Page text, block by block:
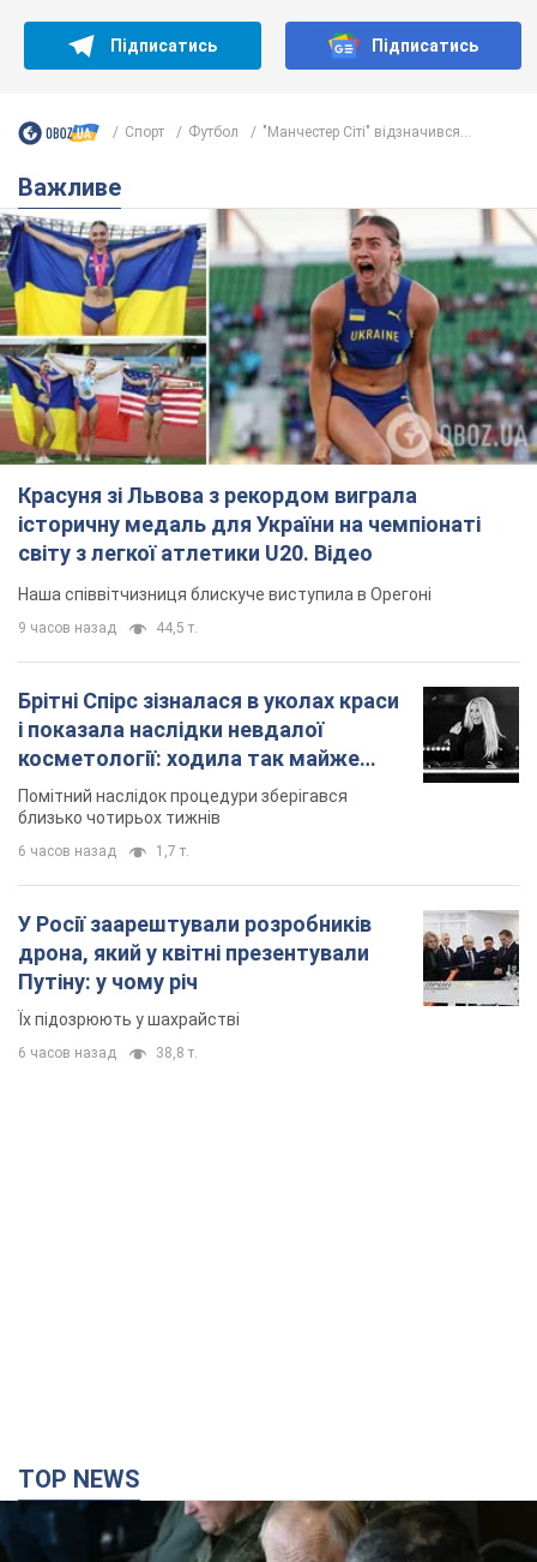
Підписатись Підписатись
Спорт Футбол "Манчестер Сіті" відзначився...
Важливе
Красуня зі Львова з рекордом виграла
історичну медаль для України на чемпіонаті
світу з легкої атлетики U20. Відео
Наша співвітчизниця блискуче виступила в Орегоні
9 часов назад 44,5 т.
Брітні Спірс зізналася в уколах краси
і показала наслідки невдалої
косметології: ходила так майже
місяць
Помітний наслідок процедури зберігався
близько чотирьох тижнів
6 часов назад 1,7 т.
У Росії заарештували розробників
дрона, який у квітні презентували
Путіну: у чому річ
Їх підозрюють у шахрайстві
6 часов назад 38,8 т.
TOP NEWS